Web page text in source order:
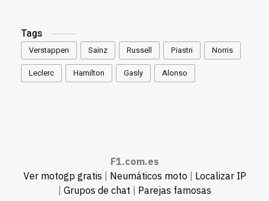
Tags
Verstappen Sainz Russell Piastri
Norris
Leclerc
Hamilton Gasly Alonso
F1.com.es
Ver motogp gratis | Neumáticos moto | Localizar IP
| Grupos de chat | Parejas famosas